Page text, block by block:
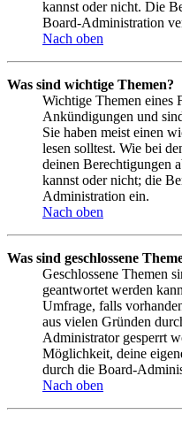
kannst oder nicht. Die
Board-Administration
Nach oben
Was sind wichtige Themen?
Wichtige Themen eines
Ankündigungen und
Sie haben meist einen
lesen solltest. Wie bei
deinen Berechtigungen
kannst oder nicht; die
Administration ein.
Nach oben
Was sind geschlossene
Geschlossene Themen
geantwortet werden
Umfrage, falls
aus vielen Gründen
Administrator gesperrt
Möglichkeit, deine
durch die Board-
Nach oben